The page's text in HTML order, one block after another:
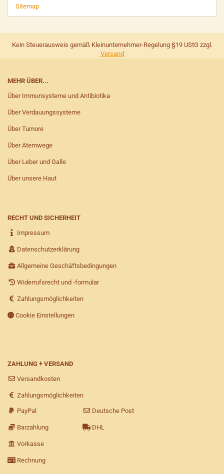
Sitemap
Kein Steuerausweis gemäß Kleinunternehmer-Regelung §19 UStG zzgl.
Versand
MEHR ÜBER...
Über Immunsysteme und Antibiotika
Über Verdauungssysteme
Über Tumore
Über Atemwege
Über Leber und Galle
Über unsere Haut
RECHT UND SICHERHEIT
Impressum
Datenschutzerklärung
Allgemeine Geschäftsbedingungen
Widerrufsrecht und -formular
Zahlungsmöglichkeiten
Cookie Einstellungen
ZAHLUNG + VERSAND
Versandkosten
Zahlungsmöglichkeiten
PayPal
Barzahlung
Vorkasse
Rechnung
Deutsche Post
DHL